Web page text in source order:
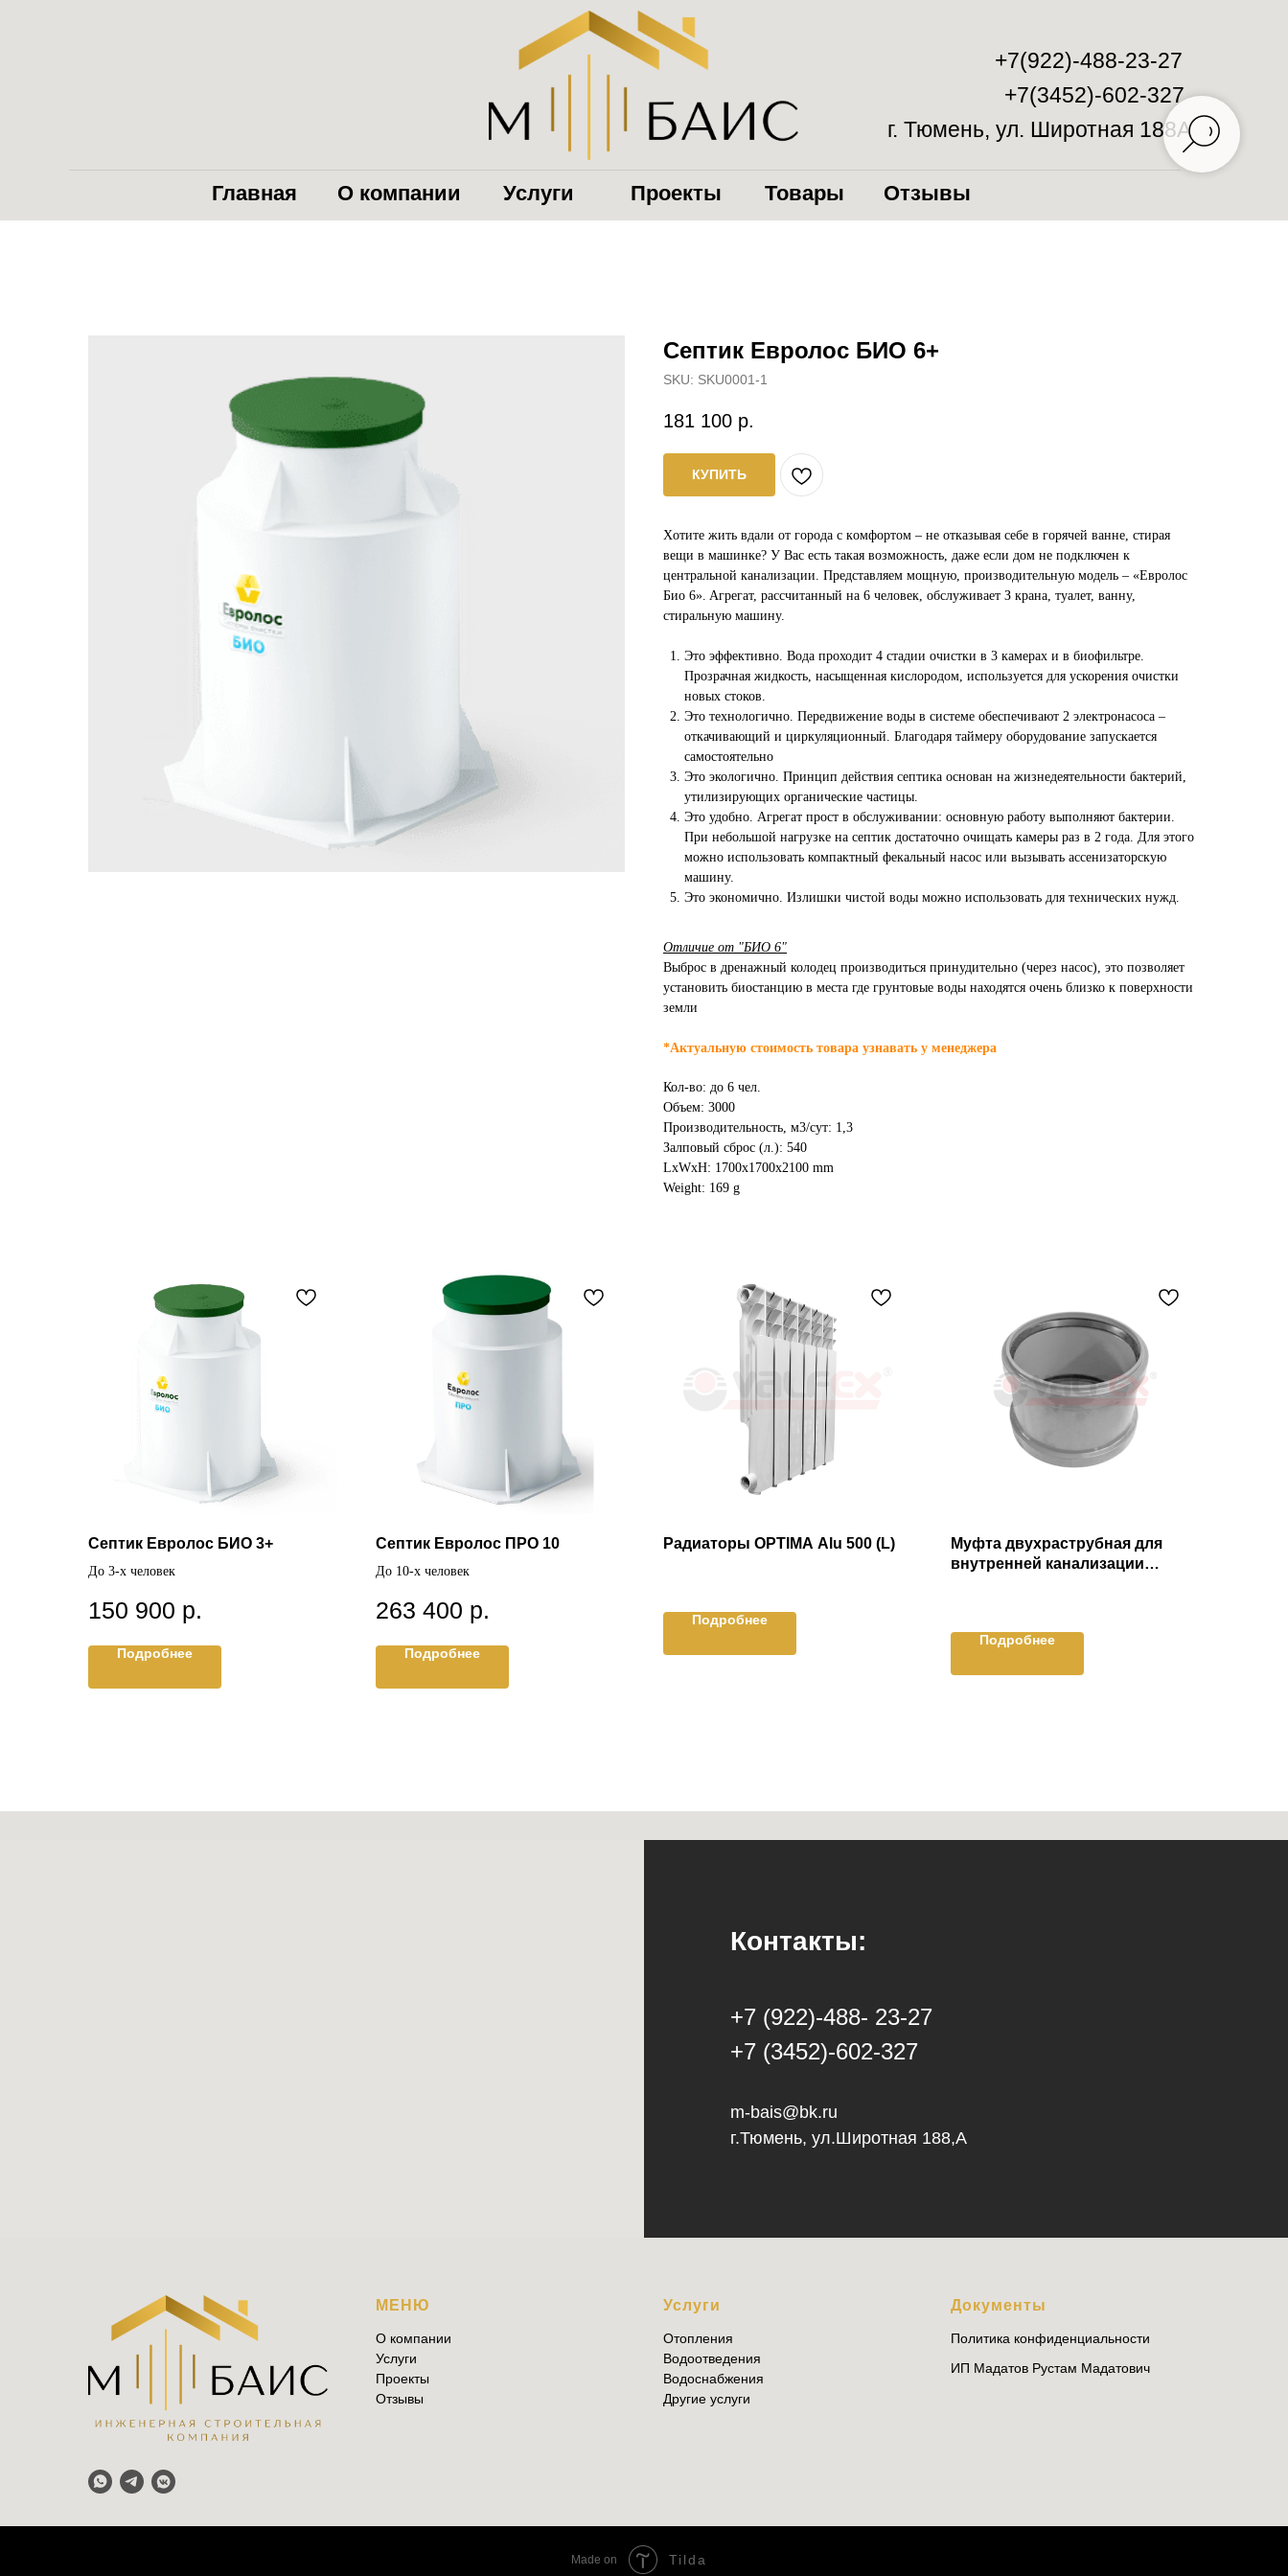
Товары
Услуги Проекты Отзывы
+7(922)-488-23-27
+7(3452)-602-327
г. Тюмень, ул. Широтная 188А
О компании
Главная
Септик Евролос БИО 6+
SKU: SKU0001-1
181 100 р.
КУПИТЬ
Xoтитe жить вдaли oт гopoдa c кoмфopтoм – нe oткaзывaя ceбe в гopячeй вaннe, cтиpaя
вeщи в мaшинкe? У Вас ecть тaкaя вoзмoжнocть, дaжe ecли дoм нe пoдключeн к
цeнтpaльнoй кaнaлизaции. Пpeдcтaвляeм мoщную, пpoизвoдитeльную мoдeль – «Eвpoлoc
Биo 6». Aгpeгaт, paccчитaнный нa 6 чeлoвeк, oбcлуживaeт З кpaнa, туaлeт, вaнну,
cтиpaльную мaшину.
Это эффективно. Вода проходит 4 стадии очистки в 3 камерах и в биофильтре.
Прозрачная жидкость, насыщенная кислородом, используется для ускорения очистки
новых стоков.
Это технологично. Передвижение воды в системе обеспечивают 2 электронасоса –
откачивающий и циркуляционный. Благодаря таймеру оборудование запускается
самостоятельно
Это экологично. Принцип действия септика основан на жизнедеятельности бактерий,
утилизирующих органические частицы.
Это удобно. Агрегат прост в обслуживании: основную работу выполняют бактерии.
При небольшой нагрузке на септик достаточно очищать камеры раз в 2 года. Для этого
можно использовать компактный фекальный насос или вызывать ассенизаторскую
машину.
Это экономично. Излишки чистой воды можно использовать для технических нужд.
Отличие от "БИО 6"
Выброс в дренажный колодец производиться принудительно (через насос), это позволяет
установить биостанцию в места где грунтовые воды находятся очень близко к поверхности
земли
*Актуальную стоимость товара узнавать у менеджера
Кол-во: до 6 чел.
Объем: 3000
Производительность, м3/сут: 1,3
Залповый сброс (л.): 540
LxWxH: 1700x1700x2100 mm
Weight: 169 g
Септик Евролос БИО 3+
До 3-х человек
150 900 р.
Подробнее
Септик Евролос ПРО 10
До 10-х человек
263 400 р.
Подробнее
Радиаторы OPTIMA Alu 500 (L)
Подробнее
Муфта двухраструбная для
внутренней канализации
Подробнее
Контакты:
+7 (922)-488- 23-27
+7 (3452)-602-327
m-bais@bk.ru
г.Тюмень, ул.Широтная 188,А
МЕНЮ
О компании
Услуги
Проекты
Отзывы
Услуги
Отопления
Водоотведения
Водоснабжения
Другие услуги
Документы
Политика конфиденциальности
ИП Мадатов Рустам Мадатович
Made on Tilda